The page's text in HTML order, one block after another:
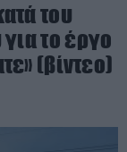
του
το έργο
(βίντεο)